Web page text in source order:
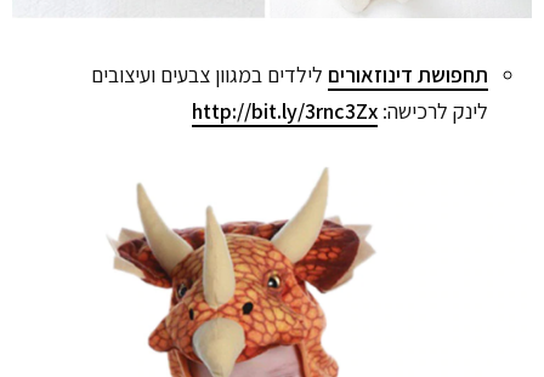
תחפושת דינוזאורים לילדים במגוון צבעים ועיצובים
לינק לרכישה: http://bit.ly/3rnc3Zx